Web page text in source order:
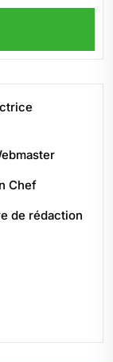
Chef
de rédaction